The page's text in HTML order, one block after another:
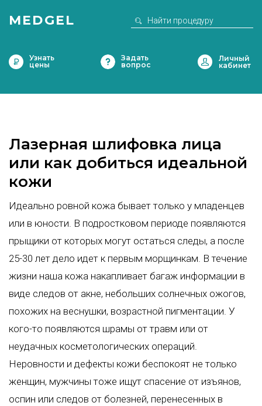
MEDGEL
Узнать
цены
Задать
вопрос
Лазерная шлифовка лица
или как добиться идеальной
кожи
Идеально ровной кожа бывает только у младенцев
или в юности. В подростковом периоде появляются
прыщики от которых могут остаться следы, а после
25-30 лет дело идет к первым морщинкам. В течение
жизни наша кожа накапливает багаж информации в
виде следов от акне, небольших солнечных ожогов,
похожих на веснушки, возрастной пигментации. У
кого-то появляются шрамы от травм или от
неудачных косметологических операций.
Неровности и дефекты кожи беспокоят не только
женщин, мужчины тоже ищут спасение от изъянов,
оспин или следов от болезней, перенесенных в